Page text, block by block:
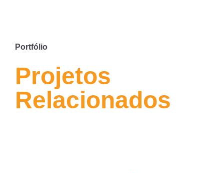
Portfólio
Projetos
Relacionados